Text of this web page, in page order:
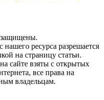
защищены.
ресурса разрешается
на страницу статьи.
сайте взяты с открытых
все права на
владельцам.